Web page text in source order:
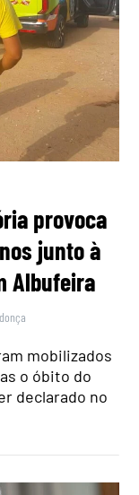
provoca
junto à
Albufeira
mobilizados
o óbito do
declarado no